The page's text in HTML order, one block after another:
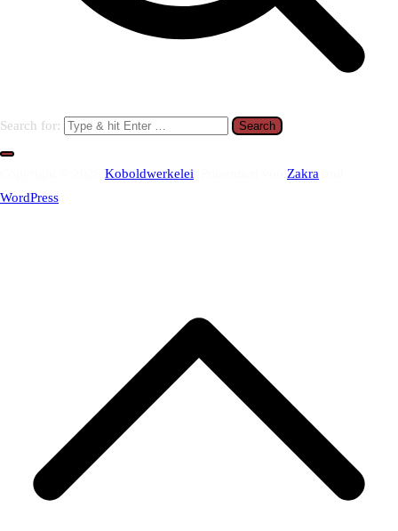
Search for:
Koboldwerkelei Zakra
WordPress